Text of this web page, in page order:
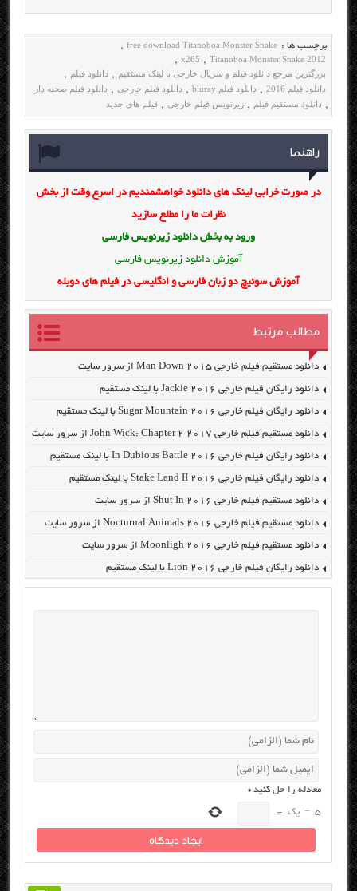
برچسب ها : free download Titanoboa Monster Snake
,
Titanoboa Monster Snake 2012
,
x265
,
بزرگترین مرجع دانلود فیلم و سریال خارجی با لینک مستقیم , دانلود فیلم ,
دانلود فیلم 2016 , دانلود فیلم bluray , دانلود فیلم خارجی , دانلود فیلم صحنه دار
, دانلود مستقیم فیلم , زیرنویس فیلم خارجی , فیلم های جدید
راهنما
در صورت خرابی لینک های دانلود خواهشمندیم در اسرع وقت از بخش
نظرات ما را مطلع سازید
ورود به بخش دانلود زیرنویس فارسی
آموزش دانلود زیرنویس فارسی
آموزش سوئیچ دو زبان فارسی و انگلیسی در فیلم های دوبله
مطالب مرتبط
دانلود مستقیم فیلم خارجی Man Down 2015 از سرور سایت
دانلود رایگان فیلم خارجی Jackie 2016 با لینک مستقیم
دانلود رایگان فیلم خارجی Sugar Mountain 2016 با لینک مستقیم
دانلود مستقیم فیلم خارجی John Wick: Chapter 2 2017 از سرور سایت
دانلود رایگان فیلم خارجی In Dubious Battle 2016 با لینک مستقیم
دانلود رایگان فیلم خارجی Stake Land II 2016 با لینک مستقیم
دانلود مستقیم فیلم خارجی Shut In 2016 از سرور سایت
دانلود مستقیم فیلم خارجی Nocturnal Animals 2016 از سرور سایت
دانلود مستقیم فیلم خارجی Moonligh 2016 از سرور سایت
دانلود رایگان فیلم خارجی Lion 2016 با لینک مستقیم
معادله را حل کنید*
5
− یک =